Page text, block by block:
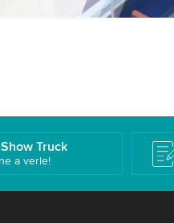
Show Truck
a verle!